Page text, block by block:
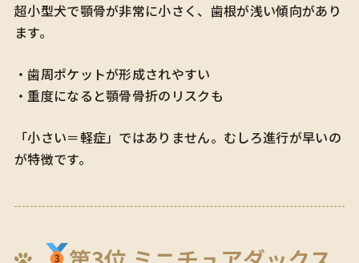
超小型犬で顎骨が非常に小さく、歯根が浅い傾向があり
ます。
・歯周ポケットが形成されやすい
・重度になると顎骨骨折のリスクも
「小さい＝軽症」ではありません。むしろ進行が早いの
が特徴です。